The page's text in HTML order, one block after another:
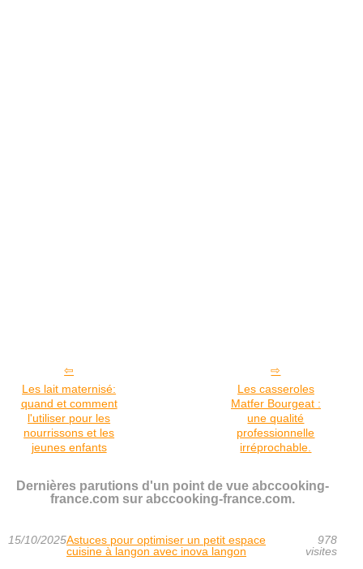
Les lait maternisé:
quand et comment
l'utiliser pour les
nourrissons et les
jeunes enfants
Les casseroles
Matfer Bourgeat :
une qualité
professionnelle
irréprochable.
Dernières parutions d'un point de vue abccooking-
france.com sur abccooking-france.com.
15/10/2025Astuces pour optimiser un petit espace
cuisine à langon avec inova langon
978
visites